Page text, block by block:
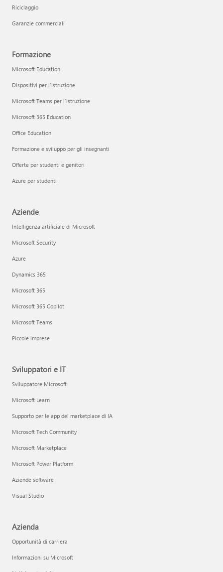
Riciclaggio
Garanzie commerciali
Formazione
Microsoft Education
Dispositivi per l'istruzione
Microsoft Teams per l'istruzione
Microsoft 365 Education
Office Education
Formazione e sviluppo per gli insegnanti
Offerte per studenti e genitori
Azure per studenti
Aziende
Intelligenza artificiale di Microsoft
Microsoft Security
Azure
Dynamics 365
Microsoft 365
Microsoft 365 Copilot
Microsoft Teams
Piccole imprese
Sviluppatori e IT
Sviluppatore Microsoft
Microsoft Learn
Supporto per le app del marketplace di IA
Microsoft Tech Community
Microsoft Marketplace
Microsoft Power Platform
Aziende software
Visual Studio
Azienda
Opportunità di carriera
Informazioni su Microsoft